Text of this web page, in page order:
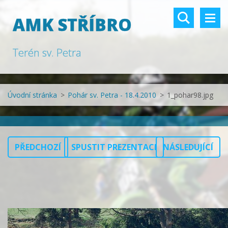
AMK STŘÍBRO
Terén sv. Petra
Úvodní stránka > Pohár sv. Petra - 18.4.2010 > 1_pohar98.jpg
PŘEDCHOZÍ SPUSTIT PREZENTACI NÁSLEDUJÍCÍ